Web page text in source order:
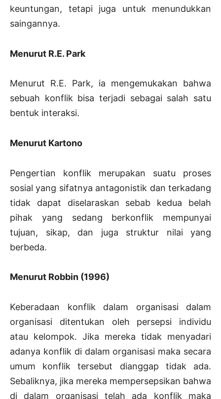
keuntungan, tetapi juga untuk menundukkan
saingannya.
Menurut R.E. Park
Menurut R.E. Park, ia mengemukakan bahwa
sebuah konflik bisa terjadi sebagai salah satu
bentuk interaksi.
Menurut Kartono
Pengertian konflik merupakan suatu proses
sosial yang sifatnya antagonistik dan terkadang
tidak dapat diselaraskan sebab kedua belah
pihak yang sedang berkonflik mempunyai
tujuan, sikap, dan juga struktur nilai yang
berbeda.
Menurut Robbin (1996)
Keberadaan konflik dalam organisasi dalam
organisasi ditentukan oleh persepsi individu
atau kelompok. Jika mereka tidak menyadari
adanya konflik di dalam organisasi maka secara
umum konflik tersebut dianggap tidak ada.
Sebaliknya, jika mereka mempersepsikan bahwa
di dalam organisasi telah ada konflik maka